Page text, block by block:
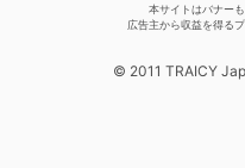
本サイトはバナー
広告主から収益を得る
© 2011 TRAICY